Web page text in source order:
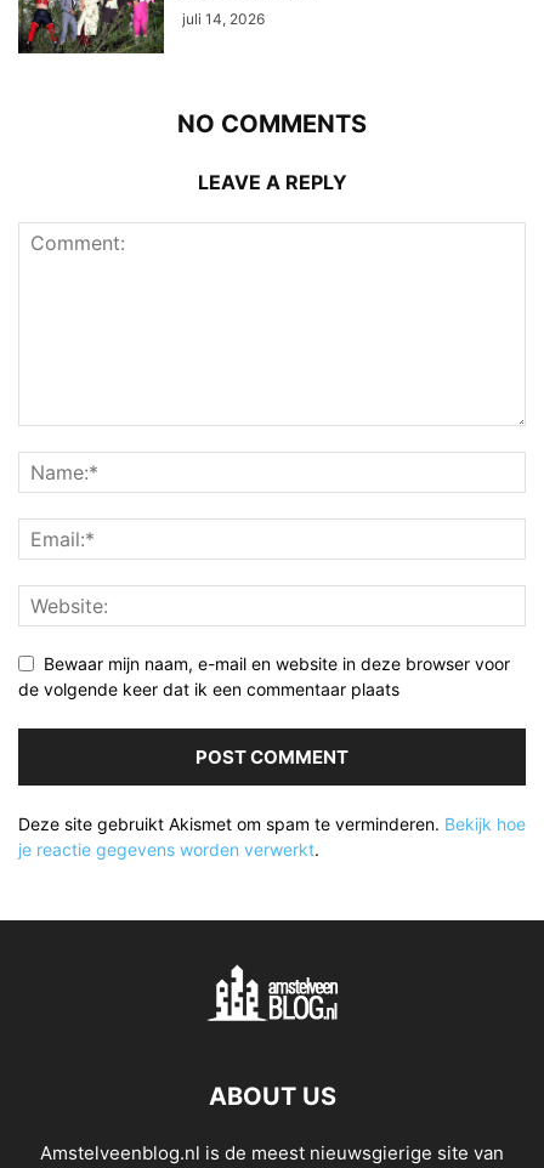
juli 14, 2026
NO COMMENTS
LEAVE A REPLY
Bewaar mijn naam, e-mail en website in deze browser voor
de volgende keer dat ik een commentaar plaats
Deze site gebruikt Akismet om spam te verminderen. Bekijk hoe
je reactie gegevens worden verwerkt.
ABOUT US
Amstelveenblog.nl is de meest nieuwsgierige site van